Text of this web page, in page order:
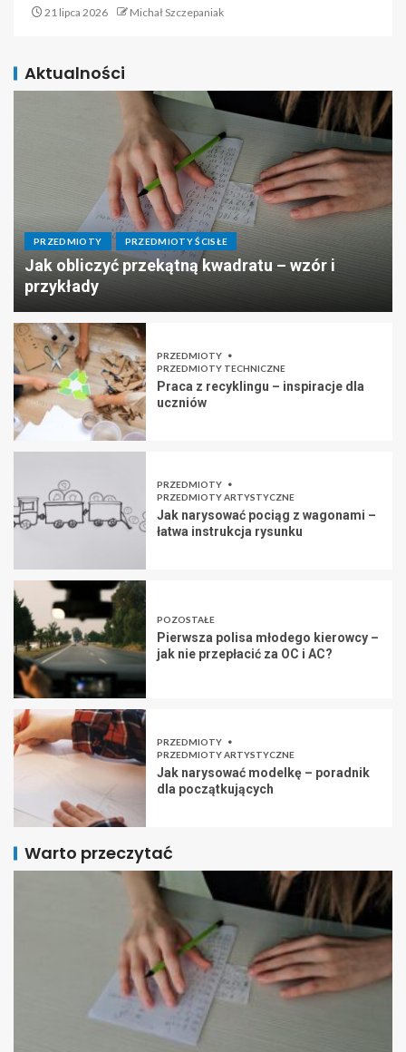
21 lipca 2026 Michał Szczepaniak
Aktualności
PRZEDMIOTY PRZEDMIOTY ŚCISŁE
Jak obliczyć przekątną kwadratu – wzór i
przykłady
PRZEDMIOTY
PRZEDMIOTY TECHNICZNE
Praca z recyklingu – inspiracje dla
uczniów
PRZEDMIOTY
PRZEDMIOTY ARTYSTYCZNE
Jak narysować pociąg z wagonami –
łatwa instrukcja rysunku
POZOSTAŁE
Pierwsza polisa młodego kierowcy –
jak nie przepłacić za OC i AC?
PRZEDMIOTY
PRZEDMIOTY ARTYSTYCZNE
Jak narysować modelkę – poradnik
dla początkujących
Warto przeczytać